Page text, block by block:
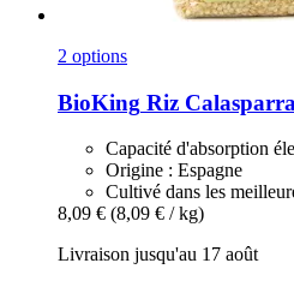
2 options
BioKing Riz
Capacité d'absorption
Origine : Espagne
Cultivé dans les
8,09 € (8,09 € / kg)
Livraison jusqu'au 17 août